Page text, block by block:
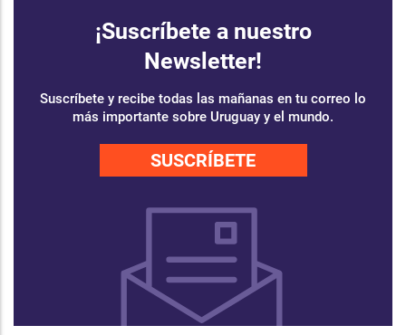
¡Suscríbete a nuestro
Newsletter!
Suscríbete y recibe todas las mañanas en tu correo lo
más importante sobre Uruguay y el mundo.
SUSCRÍBETE